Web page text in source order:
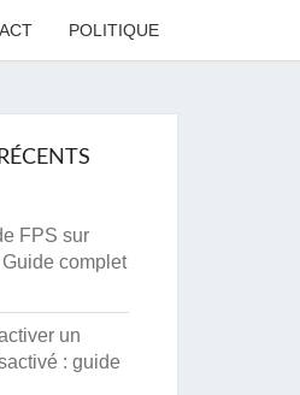
POLITIQUE
FPS sur
complet
un
: guide